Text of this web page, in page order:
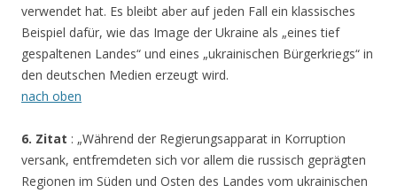
verwendet hat. Es bleibt aber auf jeden Fall ein klassisches
Beispiel dafür, wie das Image der Ukraine als „eines tief
gespaltenen Landes“ und eines „ukrainischen Bürgerkriegs“ in
den deutschen Medien erzeugt wird.
nach oben
6. Zitat : „Während der Regierungsapparat in Korruption
versank, entfremdeten sich vor allem die russisch geprägten
Regionen im Süden und Osten des Landes vom ukrainischen